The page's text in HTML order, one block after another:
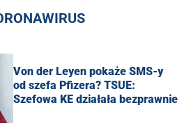
Von der Leyen pokaże SMS-y
od szefa Pfizera? TSUE:
Szefowa KE działała bezprawnie